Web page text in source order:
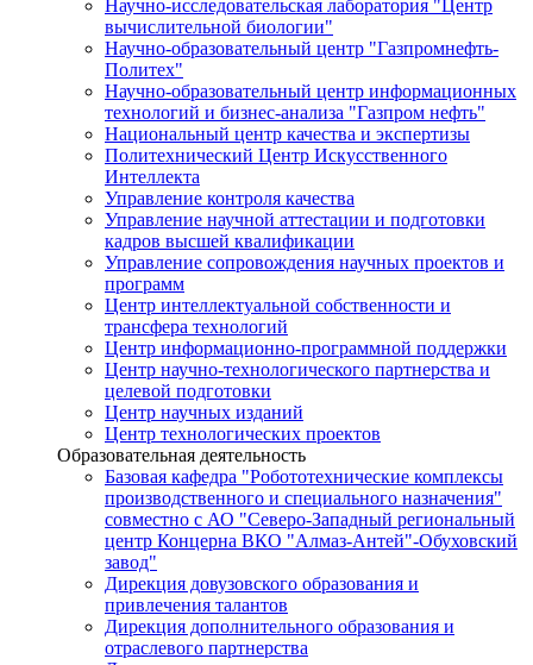
Научно-исследовательская лаборатория "Центр
вычислительной биологии"
Научно-образовательный центр "Газпромнефть-
Политех"
Научно-образовательный центр информационных
технологий и бизнес-анализа "Газпром нефть"
Национальный центр качества и экспертизы
Политехнический Центр Искусственного
Интеллекта
Управление контроля качества
Управление научной аттестации и подготовки
кадров высшей квалификации
Управление сопровождения научных проектов и
программ
Центр интеллектуальной собственности и
трансфера технологий
Центр информационно-программной поддержки
Центр научно-технологического партнерства и
целевой подготовки
Центр научных изданий
Центр технологических проектов
Образовательная деятельность
Базовая кафедра "Робототехнические комплексы
производственного и специального назначения"
совместно с АО "Северо-Западный региональный
центр Концерна ВКО "Алмаз-Антей"-Обуховский
завод"
Дирекция довузовского образования и
привлечения талантов
Дирекция дополнительного образования и
отраслевого партнерства